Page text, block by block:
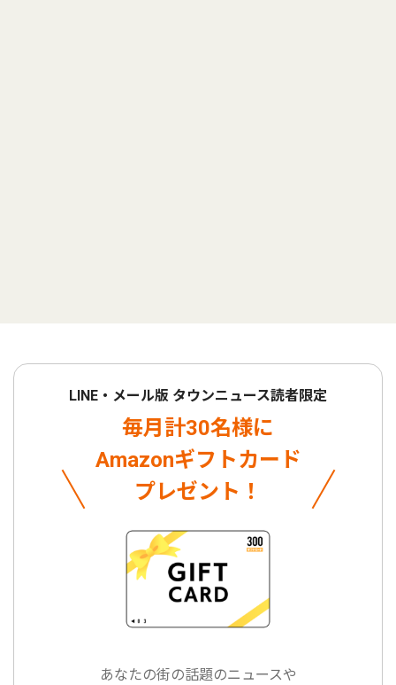
LINE・メール版 タウンニュース読者限定
毎月計30名様に
Amazonギフトカード
プレゼント！
あなたの街の話題のニュースや